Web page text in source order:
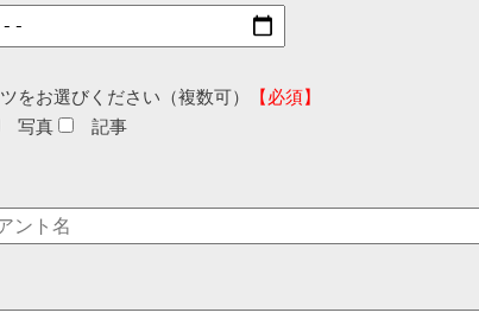
をお選びください（複数可）
【必須】
写真 記事